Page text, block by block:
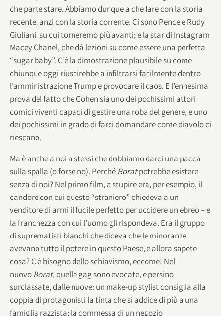
che parte stare. Abbiamo dunque a che fare con la storia
recente, anzi con la storia corrente. Ci sono Pence e Rudy
Giuliani, su cui torneremo più avanti; e la star di Instagram
Macey Chanel, che dà lezioni su come essere una perfetta
“sugar baby”. C’è la dimostrazione plausibile su come
chiunque oggi riuscirebbe a infiltrarsi facilmente dentro
l’amministrazione Trump e provocare il caos. E l’ennesima
prova del fatto che Cohen sia uno dei pochissimi attori
comici viventi capaci di gestire una roba del genere, e uno
dei pochissimi in grado di farci domandare come diavolo ci
riescano.
Ma è anche a noi a stessi che dobbiamo darci una pacca
sulla spalla (o forse no). PerchéBoratpotrebbe esistere
senza di noi? Nel primo film, a stupire era, per esempio, il
candore con cui questo “straniero” chiedeva a un
venditore di armi il fucile perfetto per uccidere un ebreo – e
la franchezza con cui l’uomo gli rispondeva. Era il gruppo
di suprematisti bianchi che diceva che le minoranze
avevano tutto il potere in questo Paese, e allora sapete
cosa? C’è bisogno dello schiavismo, eccome! Nel
nuovoBorat, quelle gag sono evocate, e persino
surclassate, dalle nuove: un make-up stylist consiglia alla
coppia di protagonisti la tinta che si addice di più a una
famiglia razzista; la commessa di un negozio